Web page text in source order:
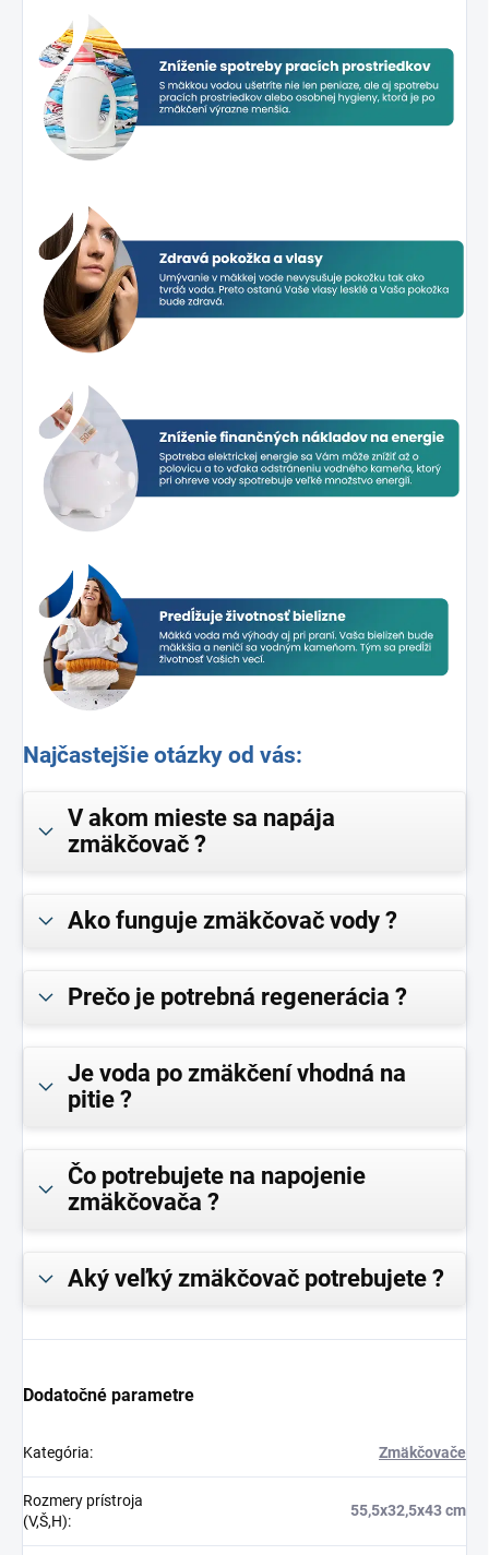
Najčastejšie otázky od vás:
V akom mieste sa napája
zmäkčovač ?
Ako funguje zmäkčovač vody ?
Prečo je potrebná regenerácia ?
Je voda po zmäkčení vhodná na
pitie ?
Čo potrebujete na napojenie
zmäkčovača ?
Aký veľký zmäkčovač potrebujete ?
Dodatočné parametre
Kategória: Zmäkčovače
Rozmery prístroja
(V,Š,H):
55,5x32,5x43 cm